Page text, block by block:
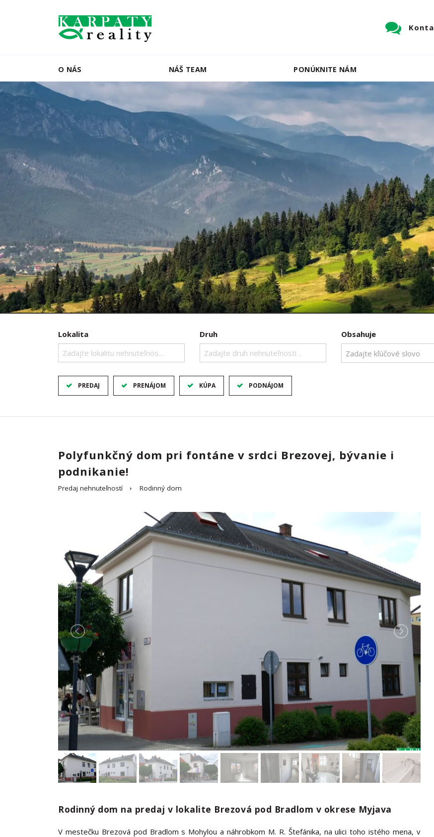
O NÁS NÁŠ TEAM PONÚKNITE NÁM
Lokalita
Zadajte lokalitu nehnuteľnosti ..
Druh
Zadajte druh nehnuteľnosti ..
Obsahuje
PREDAJ PRENÁJOM KÚPA PODNÁJOM
Polyfunkčný dom pri fontáne v srdci Brezovej, bývanie i
podnikanie!
Predaj nehnuteľností Rodinný dom
Rodinný dom na predaj v lokalite Brezová pod Bradlom v okrese Myjava
V mestečku Brezová pod Bradlom s Mohylou a náhrobkom M. R. Štefánika, na ulici toho istého mena, v